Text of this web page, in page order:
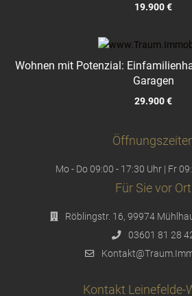
19.900 €
Wohnen mit Potenzial:
Garagen
29.900 €
Mo - Do 09:00 - 17:30 Uhr | Fr
Für Sie vor Ort
Röblingstr. 16, 99974
03601 81 28
Kontakt Leinefelde-